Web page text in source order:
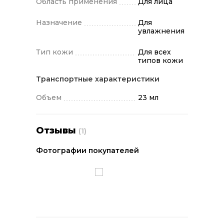
в неделю для максимального эффекта.
Назначение
Для
увлажнения
Тип кожи
Для всех
типов кожи
Транспортные характеристики
Объем 23 мл
Отзывы (1)
Фотографии покупателей